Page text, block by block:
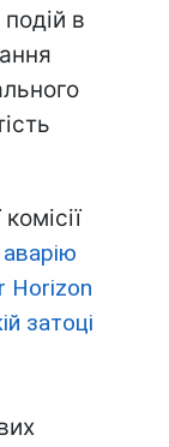
в
Horizon
затоці